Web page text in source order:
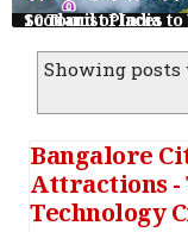
10 Tourist Places to Visit in Coorg - తెలుగులో కూర్గ్ ట్రిప్ - Scotland of India
Showing
Bangalore
Attractions
Technology